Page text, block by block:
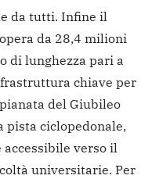
da tutti. Infine il
da 28,4 milioni
di lunghezza pari a
chiave per
del Giubileo
pista ciclopedonale,
accessibile verso il
universitarie. Per